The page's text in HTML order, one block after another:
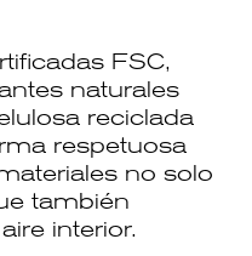
FSC,
naturales
reciclada
respetuosa
no solo
también
interior.